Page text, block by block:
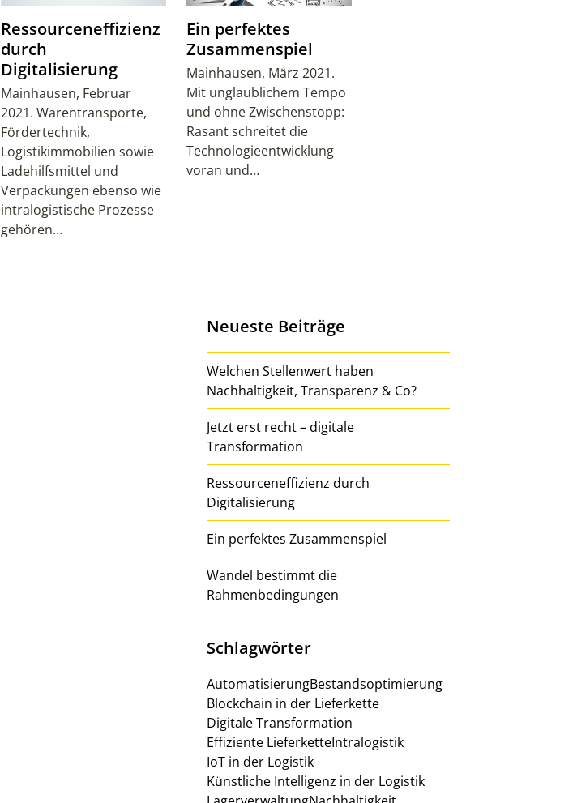
Ressourceneffizienz
durch
Digitalisierung
Mainhausen, Februar
2021. Warentransporte,
Fördertechnik,
Logistikimmobilien sowie
Ladehilfsmittel und
Verpackungen ebenso wie
intralogistische Prozesse
gehören…
Ein perfektes
Zusammenspiel
Mainhausen, März 2021.
Mit unglaublichem Tempo
und ohne Zwischenstopp:
Rasant schreitet die
Technologieentwicklung
voran und…
Neueste Beiträge
Welchen Stellenwert haben
Nachhaltigkeit, Transparenz & Co?
Jetzt erst recht – digitale
Transformation
Ressourceneffizienz durch
Digitalisierung
Ein perfektes Zusammenspiel
Wandel bestimmt die
Rahmenbedingungen
Schlagwörter
AutomatisierungBestandsoptimierung
Blockchain in der Lieferkette
Digitale Transformation
Effiziente LieferketteIntralogistik
IoT in der Logistik
Künstliche Intelligenz in der Logistik